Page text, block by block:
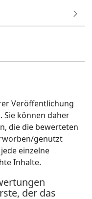
Veröffentlichung
können daher
die die bewerteten
genutzt
einzelne
Inhalte.
der das